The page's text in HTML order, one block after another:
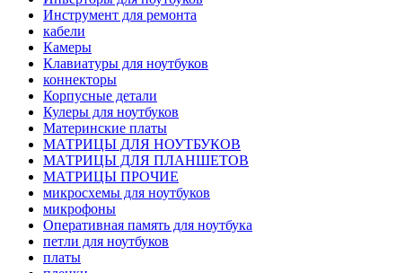
Инструмент для ремонта
кабели
Камеры
Клавиатуры для ноутбуков
коннекторы
Корпусные детали
Кулеры для ноутбуков
Материнские платы
МАТРИЦЫ ДЛЯ НОУТБУКОВ
МАТРИЦЫ ДЛЯ ПЛАНШЕТОВ
МАТРИЦЫ ПРОЧИЕ
микросхемы для ноутбуков
микрофоны
Оперативная память для ноутбука
петли для ноутбуков
платы